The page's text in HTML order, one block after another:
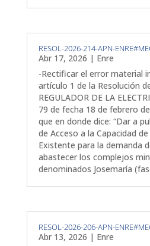
RESOL-2026-214-APN-
Abr 17, 2026 | Enre
-Rectificar el error material
artículo 1 de la Resolución
REGULADOR DE LA
79 de fecha 18 de febrero
que en donde dice: “Dar a
de Acceso a la Capacidad
Existente para la demanda
abastecer los complejos
denominados Josemaría
RESOL-2026-206-APN-
Abr 13, 2026 | Enre